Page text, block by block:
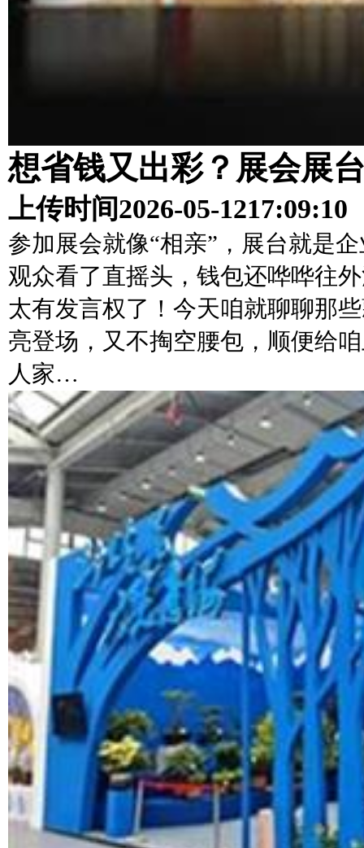
想省钱又出彩？展会展
上传时间2026-05-1217:09:10
参加展会就像“相亲”，展台就是
观众看了直摇头，钱包还哗哗往
太有发言权了！今天咱就聊聊那
亮登场，又不掏空腰包，顺便给
人家…